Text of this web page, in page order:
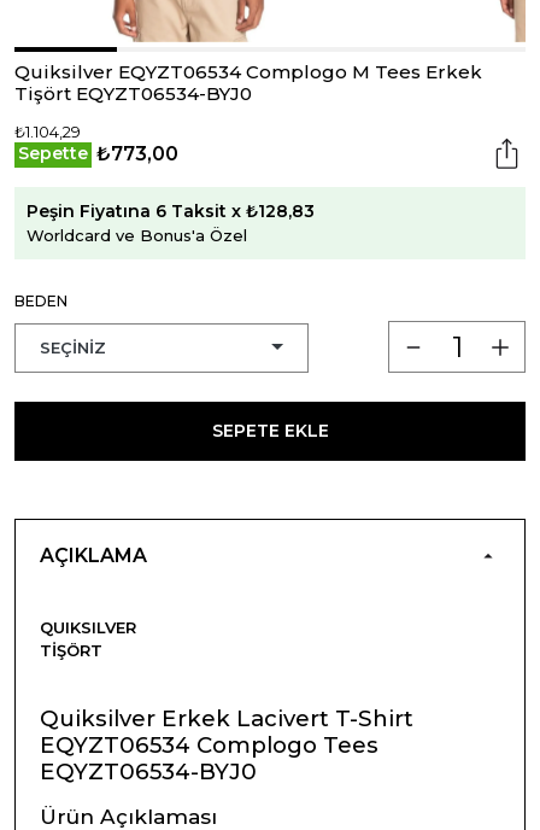
Quiksilver EQYZT06534 Complogo M Tees Erkek
Tişört EQYZT06534-BYJ0
₺1.104,29
Sepette ₺773,00
Peşin Fiyatına 6 Taksit x ₺128,83
Worldcard ve Bonus'a Özel
BEDEN
SEPETE EKLE
AÇIKLAMA
QUIKSILVER
TIŞÖRT
Quiksilver Erkek Lacivert T-Shirt
EQYZT06534 Complogo Tees
EQYZT06534-BYJ0
Ürün Açıklaması